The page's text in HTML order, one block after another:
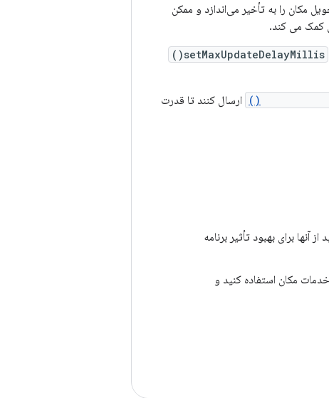
مکان را به تأخیر می‌اندازد و ممکن
کمک می کند.
setMaxUpdateDelayMillis()
ارسال کنند تا قدرت
برای بهبود تأثیر برنامه
مکان استفاده کنید و